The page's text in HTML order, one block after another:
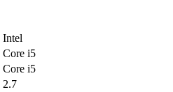
Intel
Core i5
Core i5
2.7